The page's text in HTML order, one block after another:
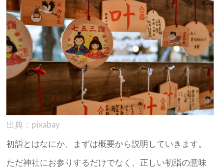
出典：pixabay
初詣とはなにか、まずは概要から説明していきます。
ただ神社にお参りするだけでなく、正しい初詣の意味